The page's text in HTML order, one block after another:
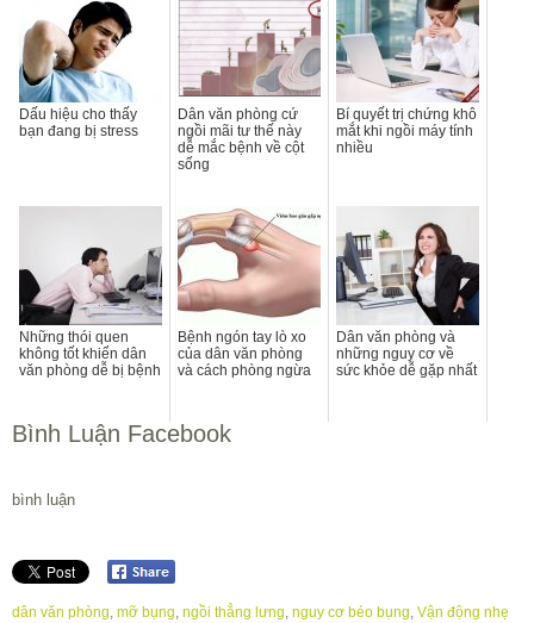
Dấu hiệu cho thấy
bạn đang bị stress
Dân văn phòng cứ
ngồi mãi tư thế này
dễ mắc bệnh về cột
sống
Bí quyết trị chứng khô
mắt khi ngồi máy tính
nhiều
Những thói quen
không tốt khiến dân
văn phòng dễ bị bệnh
Bệnh ngón tay lò xo
của dân văn phòng
và cách phòng ngừa
Dân văn phòng và
những nguy cơ về
sức khỏe dễ gặp nhất
Bình Luận Facebook
bình luận
dân văn phòng, mỡ bụng, ngồi thẳng lưng, nguy cơ béo bụng, Vận động nhẹ